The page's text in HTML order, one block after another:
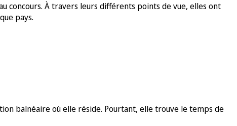
concours. À travers leurs différents points de vue, elles ont
pays.
balnéaire où elle réside. Pourtant, elle trouve le temps de